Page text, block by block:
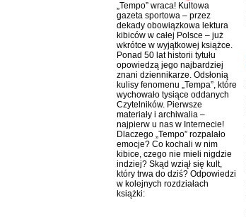
„Tempo” wraca! Kultowa
gazeta sportowa – przez
dekady obowiązkowa lektura
kibiców w całej Polsce – już
wkrótce w wyjątkowej książce.
Ponad 50 lat historii tytułu
opowiedzą jego najbardziej
znani dziennikarze. Odsłonią
kulisy fenomenu „Tempa”, które
wychowało tysiące oddanych
Czytelników. Pierwsze
materiały i archiwalia –
najpierw u nas w Internecie!
Dlaczego „Tempo” rozpalało
emocje? Co kochali w nim
kibice, czego nie mieli nigdzie
indziej? Skąd wziął się kult,
który trwa do dziś? Odpowiedzi
w kolejnych rozdziałach
książki: